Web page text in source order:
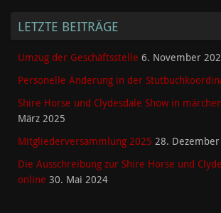
LETZTE BEITRÄGE
Umzug der Geschäftsstelle 6. November
Personelle Änderung in der
Shire Horse und Clydesdale Show in
März 2025
Mitgliederversammlung 2025 28.
Die Ausschreibung zur Shire Horse und
online 30. Mai 2024